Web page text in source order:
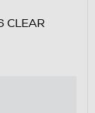
CLEAR